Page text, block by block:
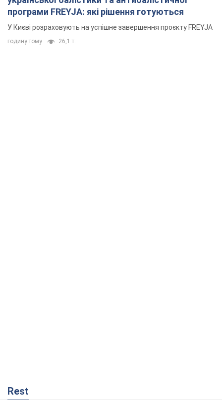
програми FREYJA: які рішення готуються
У Києві розраховують на успішне завершення проєкту FREYJA
годину тому 26,1 т.
Rest